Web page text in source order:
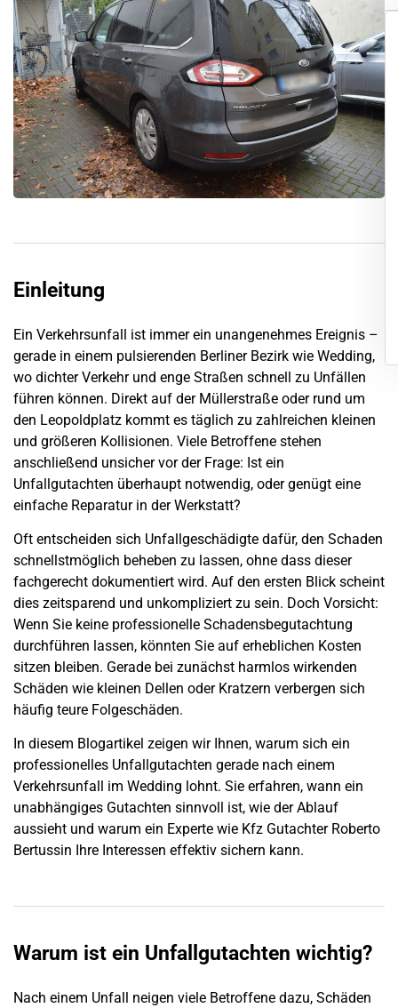
Einleitung
Ein Verkehrsunfall ist immer ein unangenehmes Ereignis –
gerade in einem pulsierenden Berliner Bezirk wie Wedding,
wo dichter Verkehr und enge Straßen schnell zu Unfällen
führen können. Direkt auf der Müllerstraße oder rund um
den Leopoldplatz kommt es täglich zu zahlreichen kleinen
und größeren Kollisionen. Viele Betroffene stehen
anschließend unsicher vor der Frage: Ist ein
Unfallgutachten überhaupt notwendig, oder genügt eine
einfache Reparatur in der Werkstatt?
Oft entscheiden sich Unfallgeschädigte dafür, den Schaden
schnellstmöglich beheben zu lassen, ohne dass dieser
fachgerecht dokumentiert wird. Auf den ersten Blick scheint
dies zeitsparend und unkompliziert zu sein. Doch Vorsicht:
Wenn Sie keine professionelle Schadensbegutachtung
durchführen lassen, könnten Sie auf erheblichen Kosten
sitzen bleiben. Gerade bei zunächst harmlos wirkenden
Schäden wie kleinen Dellen oder Kratzern verbergen sich
häufig teure Folgeschäden.
In diesem Blogartikel zeigen wir Ihnen, warum sich ein
professionelles Unfallgutachten gerade nach einem
Verkehrsunfall im Wedding lohnt. Sie erfahren, wann ein
unabhängiges Gutachten sinnvoll ist, wie der Ablauf
aussieht und warum ein Experte wie Kfz Gutachter Roberto
Bertussin Ihre Interessen effektiv sichern kann.
Warum ist ein Unfallgutachten wichtig?
Nach einem Unfall neigen viele Betroffene dazu, Schäden